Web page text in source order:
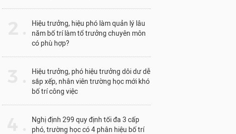
Hiệu trưởng, hiệu phó làm quản lý lâu
năm bố trí làm tổ trưởng chuyên môn
có phù hợp?
Hiệu trưởng, phó hiệu trưởng dôi dư dễ
sắp xếp, nhân viên trường học mới khó
bố trí công việc
Nghị định 299 quy định tối đa 3 cấp
phó, trường học có 4 phân hiệu bố trí